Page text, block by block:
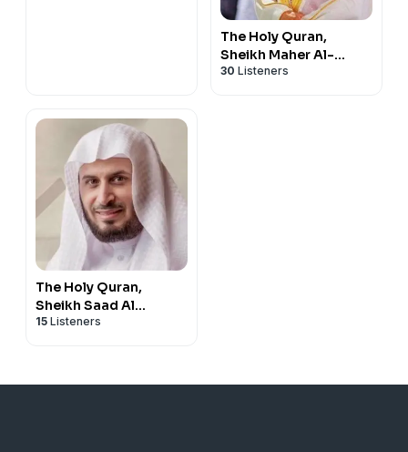
The Holy Quran,
Sheikh Maher Al-
Muaiqly | القران الكريم
30 Listeners
The Holy Quran,
Sheikh Saad Al
Ghamdi | القران الكريم
15 Listeners